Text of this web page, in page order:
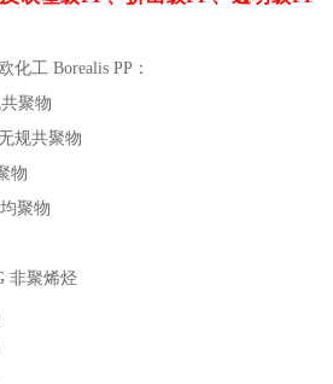
化工 Borealis PP：
聚物
规共聚物
物
均聚物
非聚烯烃